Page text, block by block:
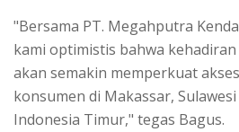
"Bersama PT. Megahputra
kami optimistis bahwa
akan semakin memperkuat
konsumen di Makassar,
Indonesia Timur," tegas Bagus.